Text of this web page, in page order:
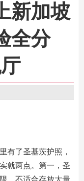
新加坡
全分
有了圣基茨护照，
就两点。第一，圣